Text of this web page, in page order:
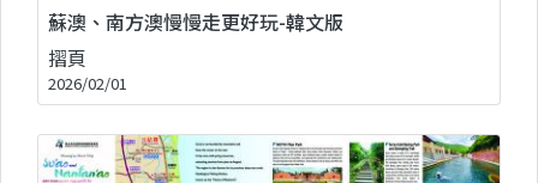
蘇澳、南方澳慢慢走更好玩-韓文版
摺頁
2026/02/01